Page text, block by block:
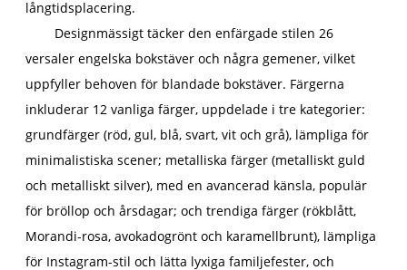
långtidsplacering.
Designmässigt täcker den enfärgade stilen 26
versaler engelska bokstäver och några gemener, vilket
uppfyller behoven för blandade bokstäver. Färgerna
inkluderar 12 vanliga färger, uppdelade i tre kategorier:
grundfärger (röd, gul, blå, svart, vit och grå), lämpliga för
minimalistiska scener; metalliska färger (metalliskt guld
och metalliskt silver), med en avancerad känsla, populär
för bröllop och årsdagar; och trendiga färger (rökblått,
Morandi-rosa, avokadogrönt och karamellbrunt), lämpliga
för Instagram-stil och lätta lyxiga familjefester, och